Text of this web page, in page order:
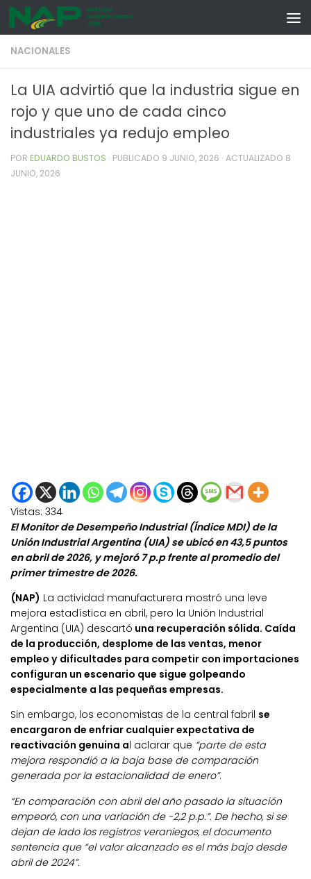
Skip to content
NACIONALES
La UIA advirtió que la industria sigue en
rojo y que uno de cada cinco
industriales ya redujo empleo
POR EDUARDO BUSTOS · PUBLICADO 9 JUNIO, 2026 · ACTUALIZADO 8
JUNIO, 2026
Vistas: 334
El Monitor de Desempeño Industrial (Índice MDI) de la
Unión Industrial Argentina (UIA) se ubicó en 43,5 puntos
en abril de 2026, y mejoró 7 p.p frente al promedio del
primer trimestre de 2026.
(NAP) La actividad manufacturera mostró una leve
mejora estadística en abril, pero la Unión Industrial
Argentina (UIA) descartó una recuperación sólida. Caída
de la producción, desplome de las ventas, menor
empleo y dificultades para competir con importaciones
configuran un escenario que sigue golpeando
especialmente a las pequeñas empresas.
Sin embargo, los economistas de la central fabril se
encargaron de enfriar cualquier expectativa de
reactivación genuina al aclarar que “parte de esta
mejora respondió a la baja base de comparación
generada por la estacionalidad de enero”.
“En comparación con abril del año pasado la situación
empeoró, con una variación de -2,2 p.p.”. De hecho, si se
dejan de lado los registros veraniegos, el documento
sentencia que “el valor alcanzado es el más bajo desde
abril de 2024”.